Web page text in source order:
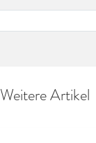
Weitere Artikel